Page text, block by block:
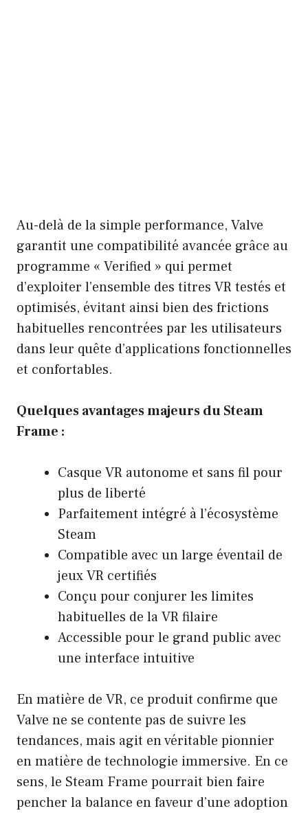
Au-delà de la simple performance, Valve
garantit une compatibilité avancée grâce au
programme « Verified » qui permet
d’exploiter l’ensemble des titres VR testés et
optimisés, évitant ainsi bien des frictions
habituelles rencontrées par les utilisateurs
dans leur quête d’applications fonctionnelles
et confortables.
Quelques avantages majeurs du Steam
Frame :
Casque VR autonome et sans fil pour
plus de liberté
Parfaitement intégré à l’écosystème
Steam
Compatible avec un large éventail de
jeux VR certifiés
Conçu pour conjurer les limites
habituelles de la VR filaire
Accessible pour le grand public avec
une interface intuitive
En matière de VR, ce produit confirme que
Valve ne se contente pas de suivre les
tendances, mais agit en véritable pionnier
en matière de technologie immersive. En ce
sens, le Steam Frame pourrait bien faire
pencher la balance en faveur d’une adoption